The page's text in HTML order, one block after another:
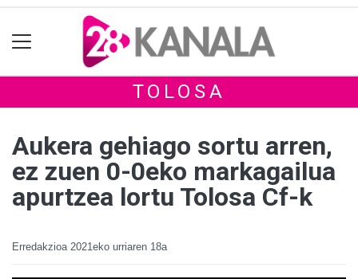
TOLOSA
Aukera gehiago sortu arren,
ez zuen 0-0eko markagailua
apurtzea lortu Tolosa Cf-k
Erredakzioa 2021eko urriaren 18a